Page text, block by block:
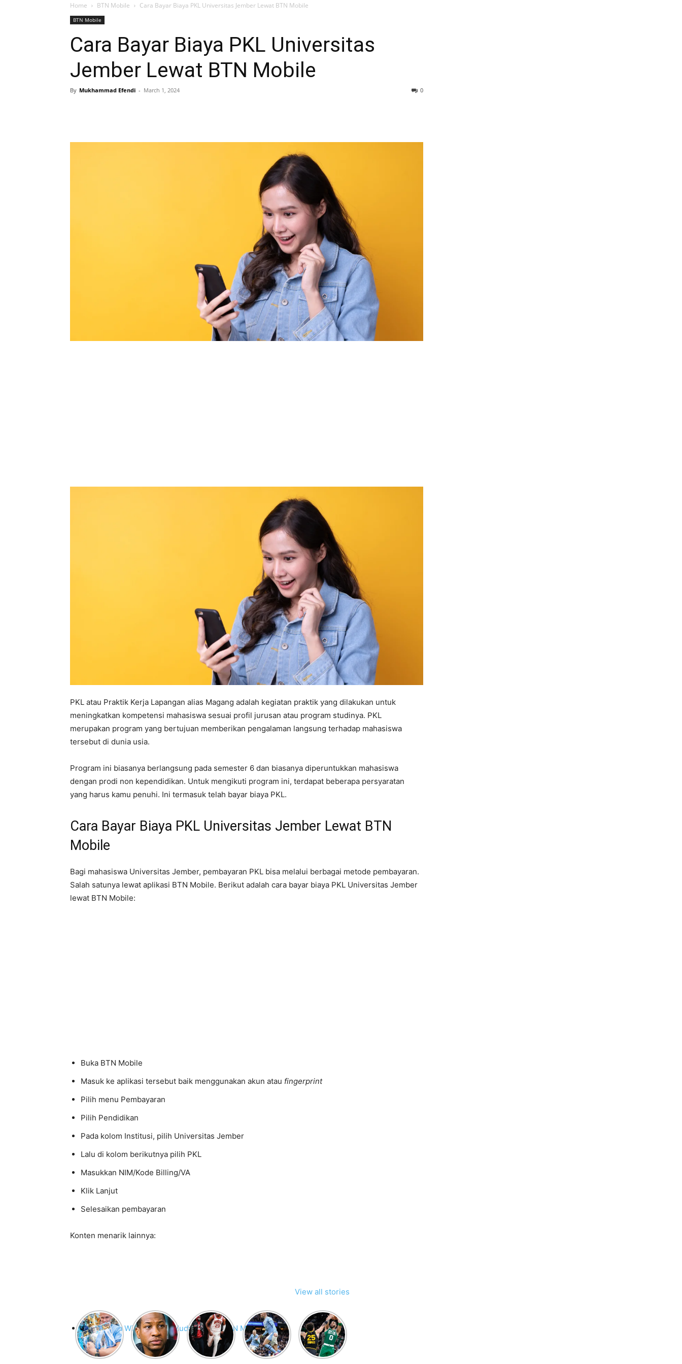
Home BTN Mobile Cara Bayar Biaya PKL Universitas Jember Lewat BTN Mobile
BTN Mobile
Cara Bayar Biaya PKL Universitas
Jember Lewat BTN Mobile
By Mukhammad Efendi - March 1, 2024 0
PKL atau Praktik Kerja Lapangan alias Magang adalah kegiatan praktik yang dilakukan untuk
meningkatkan kompetensi mahasiswa sesuai profil jurusan atau program studinya. PKL
merupakan program yang bertujuan memberikan pengalaman langsung terhadap mahasiswa
tersebut di dunia usia.
Program ini biasanya berlangsung pada semester 6 dan biasanya diperuntukkan mahasiswa
dengan prodi non kependidikan. Untuk mengikuti program ini, terdapat beberapa persyaratan
yang harus kamu penuhi. Ini termasuk telah bayar biaya PKL.
Cara Bayar Biaya PKL Universitas Jember Lewat BTN
Mobile
Bagi mahasiswa Universitas Jember, pembayaran PKL bisa melalui berbagai metode pembayaran.
Salah satunya lewat aplikasi BTN Mobile. Berikut adalah cara bayar biaya PKL Universitas Jember
lewat BTN Mobile:
Buka BTN Mobile
Masuk ke aplikasi tersebut baik menggunakan akun atau fingerprint
Pilih menu Pembayaran
Pilih Pendidikan
Pada kolom Institusi, pilih Universitas Jember
Lalu di kolom berikutnya pilih PKL
Masukkan NIM/Kode Billing/VA
Klik Lanjut
Selesaikan pembayaran
Konten menarik lainnya:
View all stories
Bayar Biaya Wisuda UGM Mudah Lewat BTN Mobile